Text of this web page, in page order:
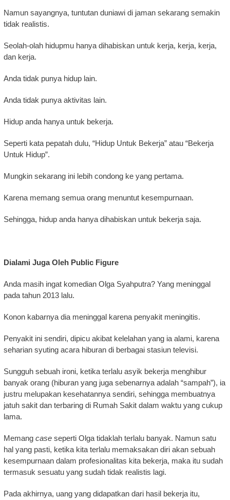
Namun sayangnya, tuntutan duniawi di jaman sekarang semakin
tidak realistis.
Seolah-olah hidupmu hanya dihabiskan untuk kerja, kerja, kerja,
dan kerja.
Anda tidak punya hidup lain.
Anda tidak punya aktivitas lain.
Hidup anda hanya untuk bekerja.
Seperti kata pepatah dulu, “Hidup Untuk Bekerja” atau “Bekerja
Untuk Hidup”.
Mungkin sekarang ini lebih condong ke yang pertama.
Karena memang semua orang menuntut kesempurnaan.
Sehingga, hidup anda hanya dihabiskan untuk bekerja saja.
Dialami Juga Oleh Public Figure
Anda masih ingat komedian Olga Syahputra? Yang meninggal
pada tahun 2013 lalu.
Konon kabarnya dia meninggal karena penyakit meningitis.
Penyakit ini sendiri, dipicu akibat kelelahan yang ia alami, karena
seharian syuting acara hiburan di berbagai stasiun televisi.
Sungguh sebuah ironi, ketika terlalu asyik bekerja menghibur
banyak orang (hiburan yang juga sebenarnya adalah “sampah”), ia
justru melupakan kesehatannya sendiri, sehingga membuatnya
jatuh sakit dan terbaring di Rumah Sakit dalam waktu yang cukup
lama.
Memang case seperti Olga tidaklah terlalu banyak. Namun satu
hal yang pasti, ketika kita terlalu memaksakan diri akan sebuah
kesempurnaan dalam profesionalitas kita bekerja, maka itu sudah
termasuk sesuatu yang sudah tidak realistis lagi.
Pada akhirnya, uang yang didapatkan dari hasil bekerja itu,